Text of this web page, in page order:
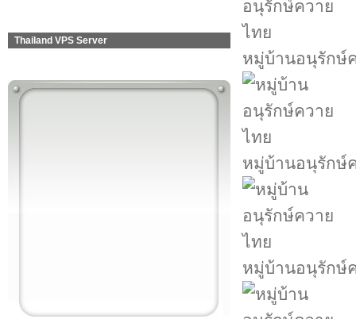
Thailand VPS Server
หมู่บ้านอนุรักษ์
หมู่บ้านอนุรักษ์
หมู่บ้านอนุรักษ์